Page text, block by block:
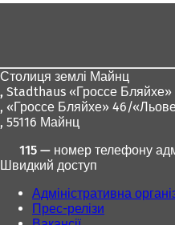
Столиця землі Майнц
, Stadthaus «Гроссе Бляйхе»
, «Гроссе Бляйхе» 46/
, 55116 Майнц
115 — номер телефону
Швидкий доступ
Адміністративна
Прес-релізи